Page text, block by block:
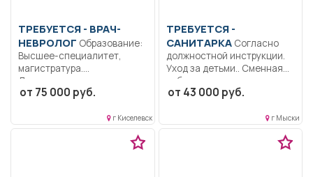
ТРЕБУЕТСЯ - ВРАЧ-
НЕВРОЛОГ
Высшее-специалитет,
магистратура.
Дисциплинированность.
Коммуникабельность.
Выполнение должностных
обязанностей согласно...
от 75 000 руб.
г Киселевск
ТРЕБУЕТСЯ -
САНИТАРКАСогласно
должностной инструкции.
Уход за детьми.. Сменная
работа..
от 43 000 руб.
г Мыски